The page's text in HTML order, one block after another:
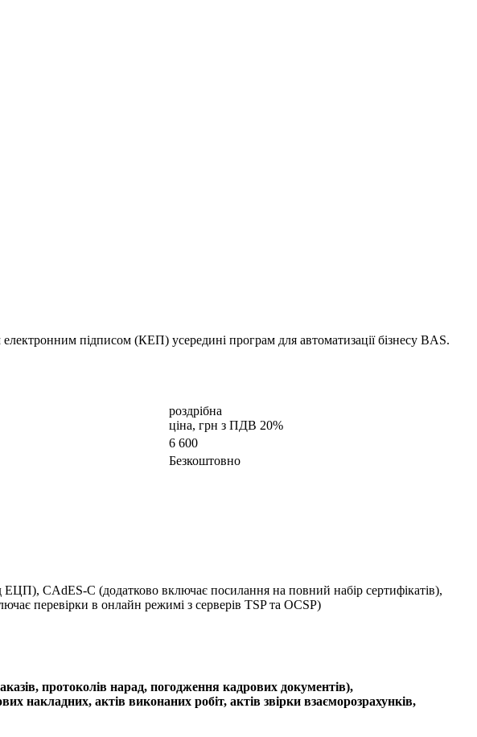
підписом (КЕП) усередині програм для автоматизації бізнесу BAS.
роздрібна
ціна, грн з ПДВ 20%
6 600
Безкоштовно
CAdES-C (додатково включає посилання на повний набір сертифікатів),
перевірки в онлайн режимі з серверів TSP та OCSP)
протоколів нарад, погодження кадрових документів),
накладних, актів виконаних робіт, актів звірки взаєморозрахунків,